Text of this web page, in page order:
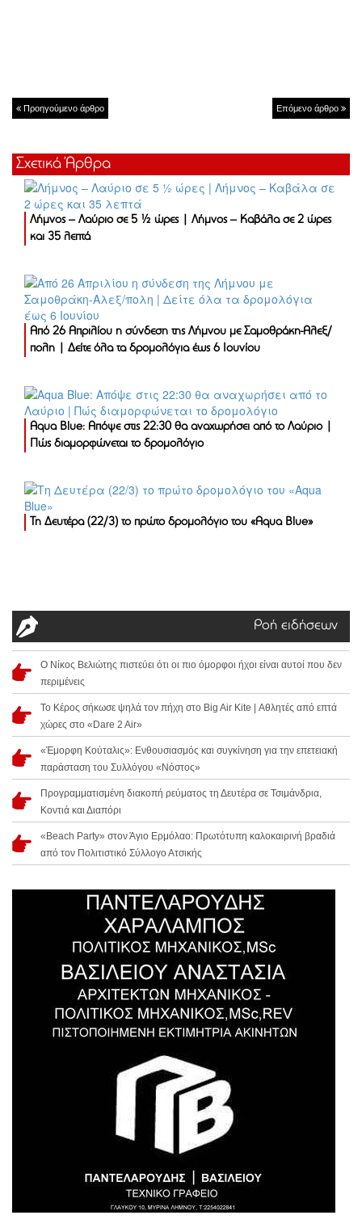
Προηγούμενο άρθρο Επόμενο άρθρο
Σχετικά Άρθρα
Λήμνος – Λαύριο σε 5 ½ ώρες | Λήμνος – Καβάλα σε 2 ώρες
και 35 λεπτά
Από 26 Απριλίου η σύνδεση της Λήμνου με Σαμοθράκη-Αλεξ/
πολη | Δείτε όλα τα δρομολόγια έως 6 Ιουνίου
Aqua Blue: Απόψε στις 22:30 θα αναχωρήσει από το Λαύριο |
Πώς διαμορφώνεται το δρομολόγιο
Τη Δευτέρα (22/3) το πρώτο δρομολόγιο του «Aqua Blue»
Ροή ειδήσεων
Ο Νίκος Βελιώτης πιστεύει ότι οι πιο όμορφοι ήχοι είναι αυτοί που δεν
περιμένεις
Το Κέρος σήκωσε ψηλά τον πήχη στο Big Air Kite | Αθλητές από επτά
χώρες στο «Dare 2 Air»
«Έμορφη Κούταλις»: Ενθουσιασμός και συγκίνηση για την επετειακή
παράσταση του Συλλόγου «Νόστος»
Προγραμματισμένη διακοπή ρεύματος τη Δευτέρα σε Τσιμάνδρια,
Κοντιά και Διαπόρι
«Beach Party» στον Άγιο Ερμόλαο: Πρωτότυπη καλοκαιρινή βραδιά
από τον Πολιτιστικό Σύλλογο Ατσικής